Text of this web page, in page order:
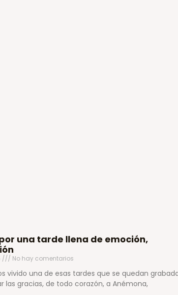
una tarde llena de emoción,
No hay comentarios
vivido una de esas tardes que se quedan
las gracias, de todo corazón, a Anémona,